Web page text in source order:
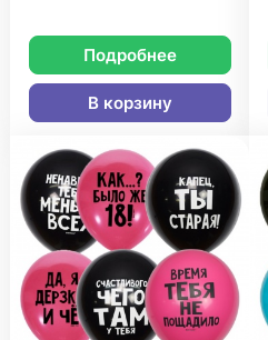
Подробнее
В корзину